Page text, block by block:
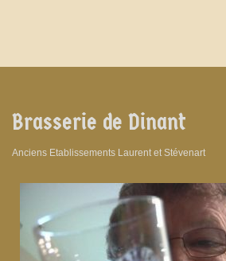
Brasserie de Dinant
Anciens Etablissements Laurent et Stévenart